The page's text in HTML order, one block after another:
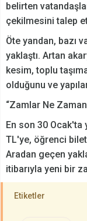
belirten
çekilmesini talep
Öte yandan, bazı
yaklaştı. Artan
kesim, toplu
olduğunu ve
“Zamlar Ne Zaman
En son 30 Ocak'ta
TL'ye, öğrenci
Aradan geçen
itibarıyla yeni bir
Etiketler